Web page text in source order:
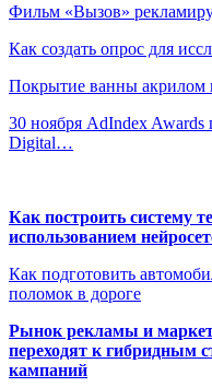
Фильм «Вызов»
Как создать опрос для
Покрытие ванны акрилом
30 ноября AdIndex Awards
Digital…
Как построить систему
использованием
Как подготовить
поломок в дороге
Рынок рекламы и
переходят к гибридным
кампаний